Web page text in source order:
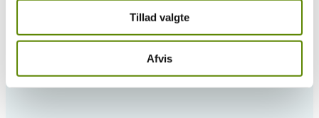
Tillad valgte
Afvis